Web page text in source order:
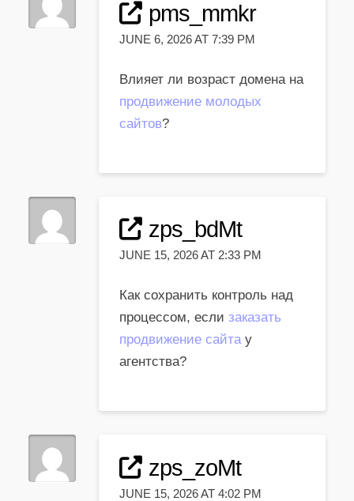
pms_mmkr
JUNE 6, 2026 AT 7:39 PM
Влияет ли возраст домена на
продвижение молодых
сайтов?
zps_bdMt
JUNE 15, 2026 AT 2:33 PM
Как сохранить контроль над
процессом, еслизаказать
продвижение сайта у
агентства?
zps_zoMt
JUNE 15, 2026 AT 4:02 PM